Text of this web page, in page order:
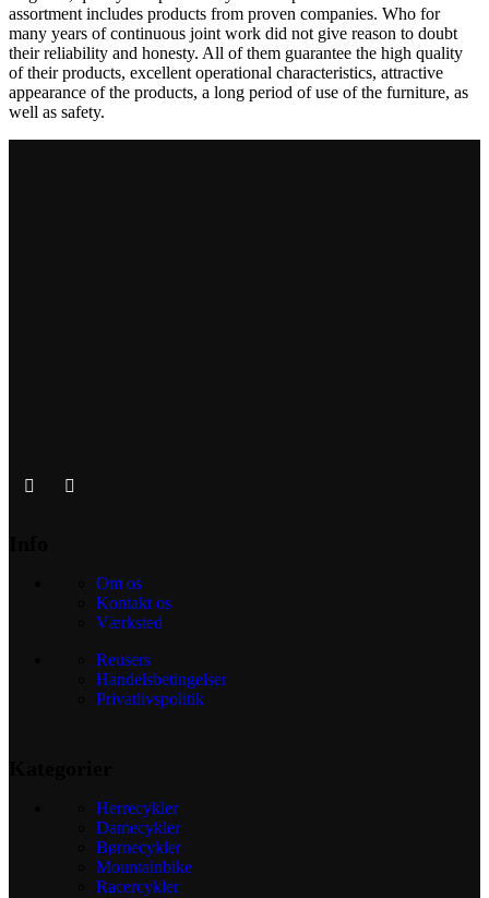
assortment includes products from proven companies. Who for
many years of continuous joint work did not give reason to doubt
their reliability and honesty. All of them guarantee the high quality
of their products, excellent operational characteristics, attractive
appearance of the products, a long period of use of the furniture, as
well as safety.
Om os
Kontakt os
Værksted
Reusers
Handelsbetingelser
Privatlivspolitik
Herrecykler
Damecykler
Børnecykler
Mountainbike
Racercykler